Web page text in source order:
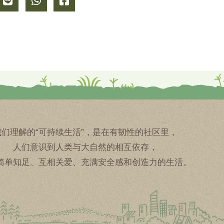
理解的“可持续生活”，是在有韧性的社区里，
人们意识到人类与大自然的相互依存，
单知足、互相关爱、充满安全感和创造力的生活。